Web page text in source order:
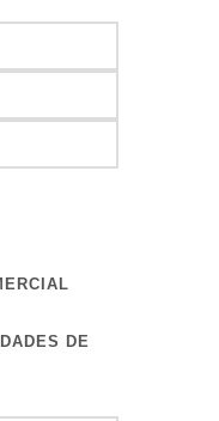
DE